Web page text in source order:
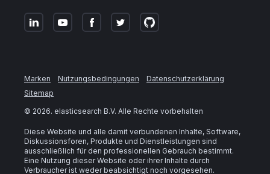
Marken Nutzungsbedingungen
Datenschutzerklärung
Sitemap
© 2026. elasticsearch B.V. Alle Rechte vorbehalten
Diese Website und alle damit verbundenen Inhalte, Software,
Diskussionsforen, Produkte und Dienstleistungen sind
ausschließlich für den professionellen Gebrauch bestimmt.
Eine Nutzung dieser Website oder ihrer Inhalte durch
Verbraucher ist weder beabsichtigt noch vorgesehen.